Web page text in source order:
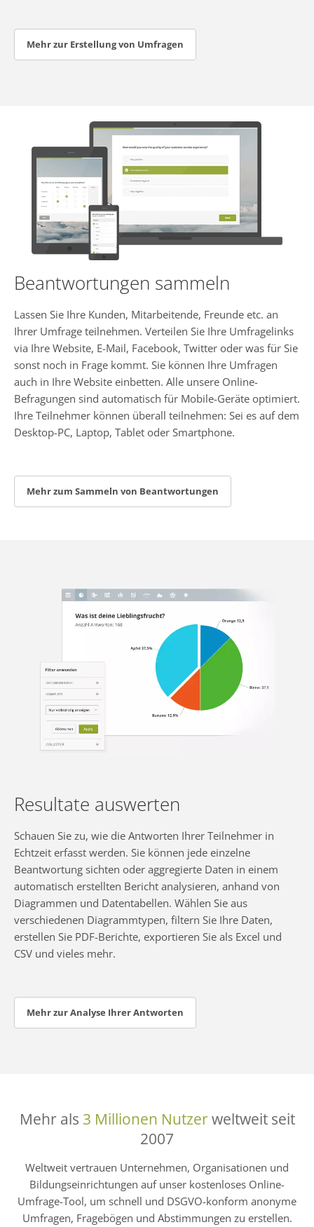
Mehr zur Erstellung von Umfragen
Beantwortungen sammeln
Lassen Sie Ihre Kunden, Mitarbeitende, Freunde etc. an
Ihrer Umfrage teilnehmen. Verteilen Sie Ihre Umfragelinks
via Ihre Website, E-Mail, Facebook, Twitter oder was für Sie
sonst noch in Frage kommt. Sie können Ihre Umfragen
auch in Ihre Website einbetten. Alle unsere Online-
Befragungen sind automatisch für Mobile-Geräte optimiert.
Ihre Teilnehmer können überall teilnehmen: Sei es auf dem
Desktop-PC, Laptop, Tablet oder Smartphone.
Mehr zum Sammeln von Beantwortungen
Resultate auswerten
Schauen Sie zu, wie die Antworten Ihrer Teilnehmer in
Echtzeit erfasst werden. Sie können jede einzelne
Beantwortung sichten oder aggregierte Daten in einem
automatisch erstellten Bericht analysieren, anhand von
Diagrammen und Datentabellen. Wählen Sie aus
verschiedenen Diagrammtypen, filtern Sie Ihre Daten,
erstellen Sie PDF-Berichte, exportieren Sie als Excel und
CSV und vieles mehr.
Mehr zur Analyse Ihrer Antworten
Mehr als 3 Millionen Nutzerweltweit seit
2007
Weltweit vertrauen Unternehmen, Organisationen und
Bildungseinrichtungen auf unser kostenloses Online-
Umfrage-Tool, um schnell und DSGVO-konform anonyme
Umfragen, Fragebögen und Abstimmungen zu erstellen.